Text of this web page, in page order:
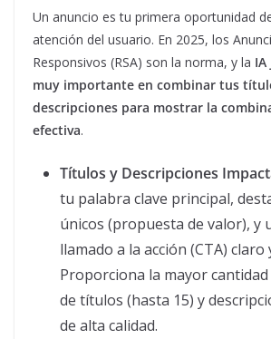
Un anuncio es tu primera oportunidad
atención del usuario. En 2025, los
Responsivos (RSA) son la norma, y la
muy importante en combinar tus
descripciones para mostrar la
efectiva.
Títulos y Descripciones
tu palabra clave principal,
únicos (propuesta de valor), y
llamado a la acción (CTA) claro
Proporciona la mayor
de títulos (hasta 15) y
de alta calidad.